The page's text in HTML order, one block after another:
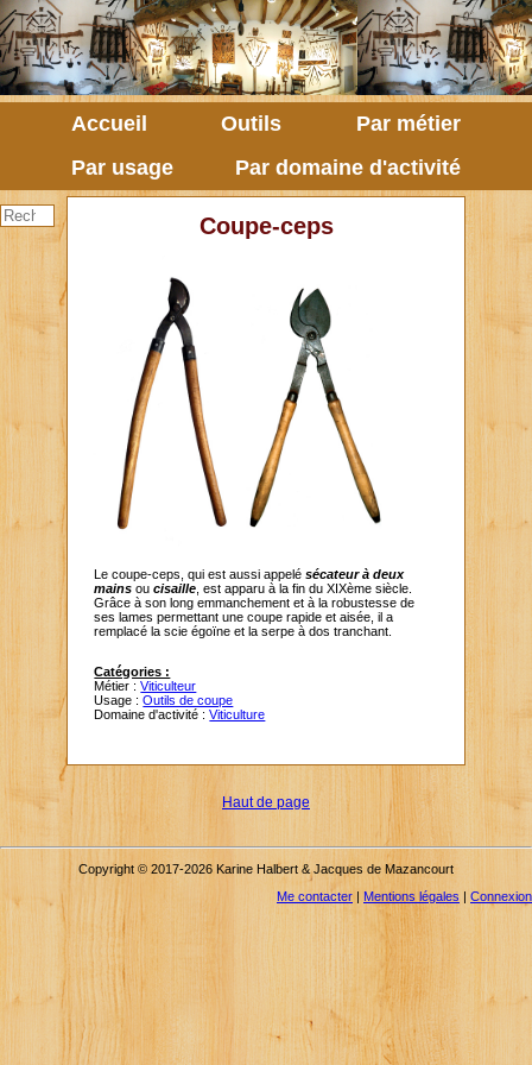
Accueil Outils
Par métier
Par usage
Par domaine d'activité
Coupe-ceps
Le coupe-ceps, qui est aussi appelésécateur à deux
mains oucisaille , est apparu à la fin du XIXème siècle.
Grâce à son long emmanchement et à la robustesse de
ses lames permettant une coupe rapide et aisée, il a
remplacé la scie égoïne et la serpe à dos tranchant.
Catégories :
Métier :Viticulteur
Usage :Outils de coupe
Domaine d'activité :Viticulture
Haut de page
Copyright © 2017-2026 Karine Halbert & Jacques de Mazancourt
Me contacter | Mentions légales | Connexion